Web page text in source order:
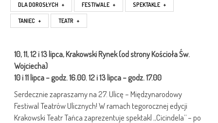
DLA DOROSŁYCH + FESTIWALE + SPEKTAKLE +
TANIEC + TEATR +
10, 11, 12 i 13 lipca, Krakowski Rynek (od strony Kościoła Św.
Wojciecha)
10 i 11 lipca – godz. 16.00,12 i 13 lipca – godz. 17.00
Serdecznie zapraszamy na 27. Ulicę – Międzynarodowy
Festiwal Teatrów Ulicznych! W ramach tegorocznej edycji
Krakowski Teatr Tańca zaprezentuje spektakl „Cicindela” – po